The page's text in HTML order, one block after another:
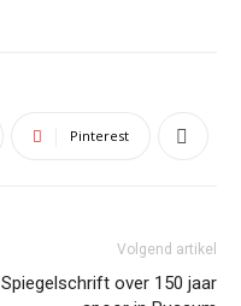
Pinterest
Volgend artikel
Spiegelschrift over 150 jaar